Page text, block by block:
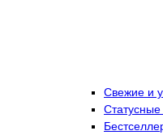
Свежие и